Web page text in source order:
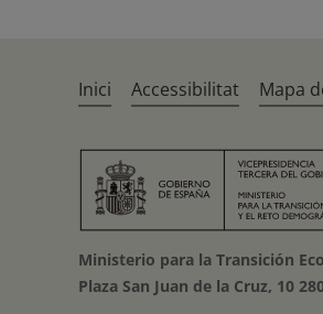
Inici Accessibilitat Mapa
Ministerio para la Transición
Plaza San Juan de la Cruz, 10